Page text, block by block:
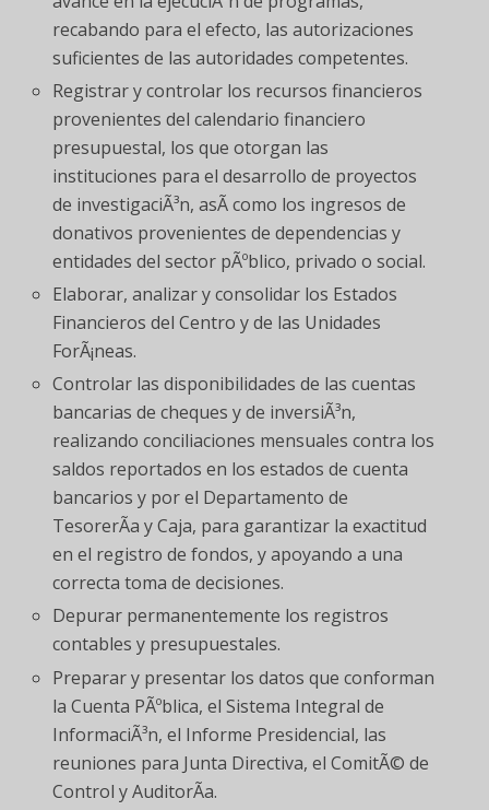
recabando para el efecto, las autorizaciones
suficientes de las autoridades competentes.
Registrar y controlar los recursos financieros
provenientes del calendario financiero
presupuestal, los que otorgan las
instituciones para el desarrollo de proyectos
de investigaciÃ³n, asÃ­ como los ingresos de
donativos provenientes de dependencias y
entidades del sector pÃºblico, privado o social.
Elaborar, analizar y consolidar los Estados
Financieros del Centro y de las Unidades
ForÃ¡neas.
Controlar las disponibilidades de las cuentas
bancarias de cheques y de inversiÃ³n,
realizando conciliaciones mensuales contra los
saldos reportados en los estados de cuenta
bancarios y por el Departamento de
TesorerÃ­a y Caja, para garantizar la exactitud
en el registro de fondos, y apoyando a una
correcta toma de decisiones.
Depurar permanentemente los registros
contables y presupuestales.
Preparar y presentar los datos que conforman
la Cuenta PÃºblica, el Sistema Integral de
InformaciÃ³n, el Informe Presidencial, las
reuniones para Junta Directiva, el ComitÃ© de
Control y AuditorÃ­a.